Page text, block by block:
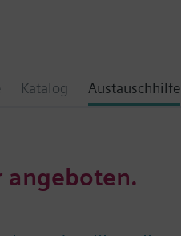
Katalog Austauschhilfe
angeboten.